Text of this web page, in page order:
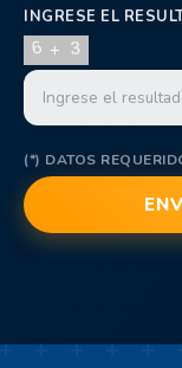
INGRESE EL
(*) DATOS